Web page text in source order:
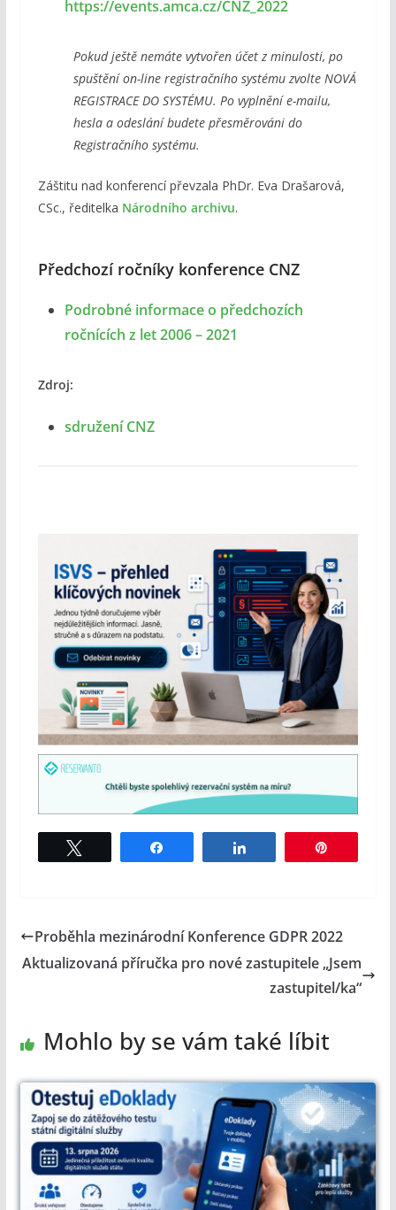
https://events.amca.cz/CNZ_2022
Pokud ještě nemáte vytvořen účet z minulosti, po
spuštění on-line registračního systému zvolte NOVÁ
REGISTRACE DO SYSTÉMU. Po vyplnění e-mailu,
hesla a odeslání budete přesměrováni do
Registračního systému.
Záštitu nad konferencí převzala PhDr. Eva Drašarová,
CSc., ředitelka Národního archivu.
Předchozí ročníky konference CNZ
Podrobné informace o předchozích
ročnících z let 2006 – 2021
Zdroj:
sdružení CNZ
Proběhla mezinárodní Konference GDPR 2022
Aktualizovaná příručka pro nové zastupitele „Jsem
zastupitel/ka“
Mohlo by se vám také líbit